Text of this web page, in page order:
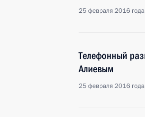
25 февраля 2016
Телефонный
Алиевым
25 февраля 2016